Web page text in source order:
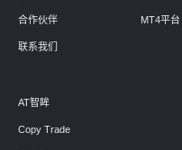
合作伙伴
联系我们
MT4平台
AT智眸
Copy Trade